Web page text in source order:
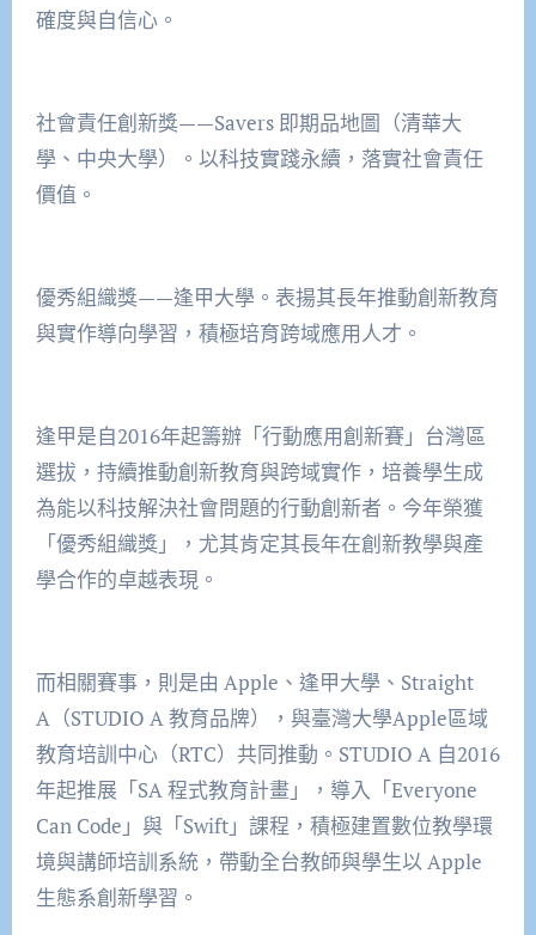
確度與自信心。
社會責任創新獎——Savers 即期品地圖（清華大
學、中央大學）。以科技實踐永續，落實社會責任
價值。
優秀組織獎——逢甲大學。表揚其長年推動創新教育
與實作導向學習，積極培育跨域應用人才。
逢甲是自2016年起籌辦「行動應用創新賽」台灣區
選拔，持續推動創新教育與跨域實作，培養學生成
為能以科技解決社會問題的行動創新者。今年榮獲
「優秀組織獎」，尤其肯定其長年在創新教學與產
學合作的卓越表現。
而相關賽事，則是由 Apple、逢甲大學、Straight
A（STUDIO A 教育品牌），與臺灣大學Apple區域
教育培訓中心（RTC）共同推動。STUDIO A 自2016
年起推展「SA 程式教育計畫」，導入「Everyone
Can Code」與「Swift」課程，積極建置數位教學環
境與講師培訓系統，帶動全台教師與學生以 Apple
生態系創新學習。